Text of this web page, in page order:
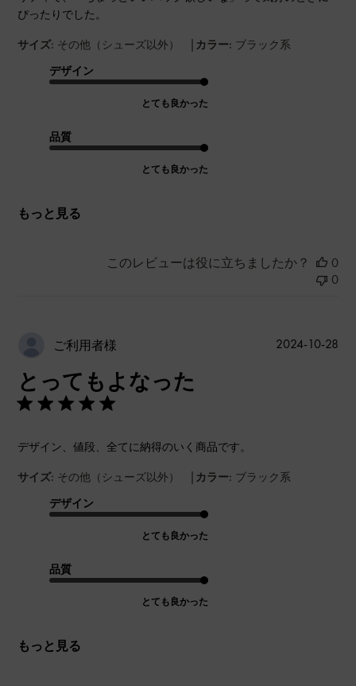
ぴったりでした。
サイズ: その他（シューズ以外） | カラー: ブラック系
デザイン
とても良かった
品質
とても良かった
もっと見る
このレビューは役に立ちましたか？
0
0
ご利用者様
とってもよなった
デザイン、値段、全てに納得のいく商品です。
サイズ: その他（シューズ以外） | カラー: ブラック系
デザイン
とても良かった
品質
とても良かった
もっと見る
公
2024-10-28